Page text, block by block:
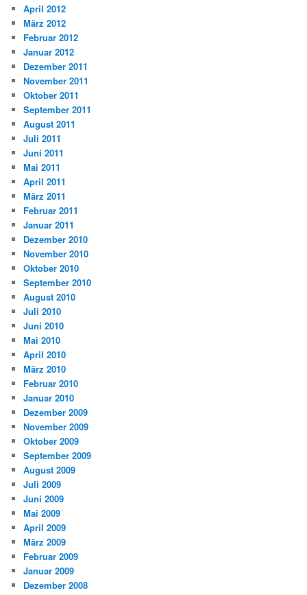
April 2012
März 2012
Februar 2012
Januar 2012
Dezember 2011
November 2011
Oktober 2011
September 2011
August 2011
Juli 2011
Juni 2011
Mai 2011
April 2011
März 2011
Februar 2011
Januar 2011
Dezember 2010
November 2010
Oktober 2010
September 2010
August 2010
Juli 2010
Juni 2010
Mai 2010
April 2010
März 2010
Februar 2010
Januar 2010
Dezember 2009
November 2009
Oktober 2009
September 2009
August 2009
Juli 2009
Juni 2009
Mai 2009
April 2009
März 2009
Februar 2009
Januar 2009
Dezember 2008